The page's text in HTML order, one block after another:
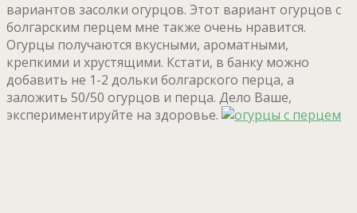
вариантов засолки огурцов. Этот вариант огурцов с
болгарским перцем мне также очень нравится.
Огурцы получаются вкусными, ароматными,
крепкими и хрустящими. Кстати, в банку можно
добавить не 1-2 дольки болгарского перца, а
заложить 50/50 огурцов и перца. Дело Ваше,
экспериментируйте на здоровье.